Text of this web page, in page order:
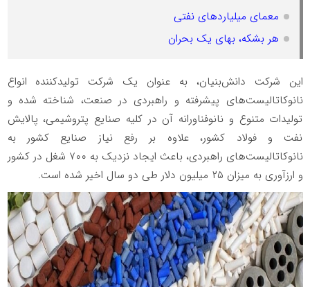
معمای میلیاردهای نفتی
هر بشکه، بهای یک بحران
این شرکت دانش‌بنیان، به عنوان یک شرکت تولیدکننده انواع
نانوکاتالیست‌های پیشرفته و راهبردی در صنعت، شناخته شده و
تولیدات متنوع و نانوفناورانه آن در کلیه صنایع پتروشیمی، پالایش
نفت و فولاد کشور، علاوه بر رفع نیاز صنایع کشور به
نانوکاتالیست‌های راهبردی، باعث ایجاد نزدیک به ۷۰۰ شغل در کشور
و ارزآوری به میزان ۲۵ میلیون دلار طی دو سال اخیر شده است.